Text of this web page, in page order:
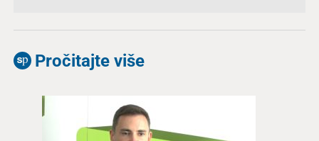
Pročitajte više